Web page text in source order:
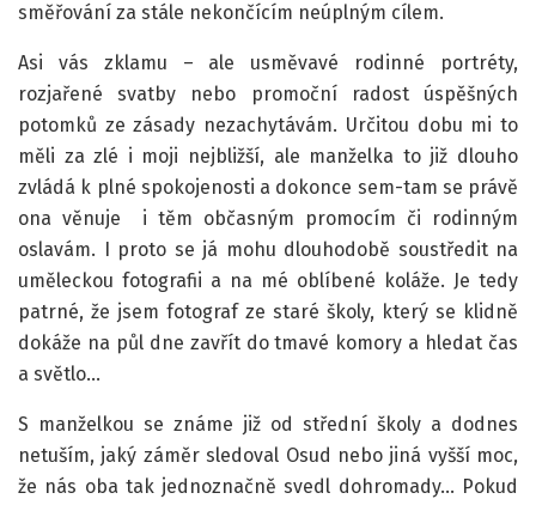
směřování za stále nekončícím neúplným cílem.
Asi vás zklamu – ale usměvavé rodinné portréty,
rozjařené svatby nebo promoční radost úspěšných
potomků ze zásady nezachytávám. Určitou dobu mi to
měli za zlé i moji nejbližší, ale manželka to již dlouho
zvládá k plné spokojenosti a dokonce sem-tam se právě
ona věnuje i těm občasným promocím či rodinným
oslavám. I proto se já mohu dlouhodobě soustředit na
uměleckou fotografii a na mé oblíbené koláže. Je tedy
patrné, že jsem fotograf ze staré školy, který se klidně
dokáže na půl dne zavřít do tmavé komory a hledat čas
a světlo…
S manželkou se známe již od střední školy a dodnes
netuším, jaký záměr sledoval Osud nebo jiná vyšší moc,
že nás oba tak jednoznačně svedl dohromady… Pokud